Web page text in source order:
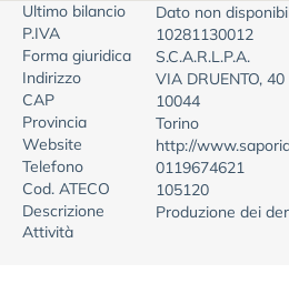
Ultimo bilancio
Dato non
P.IVA
10281130012
Forma giuridica
S.C.A.R.L.P.A.
Indirizzo
VIA DRUENTO, 40
CAP
10044
Provincia
Torino
Website
http://
Telefono
0119674621
Cod. ATECO
105120
Descrizione
Attività
Produzione dei